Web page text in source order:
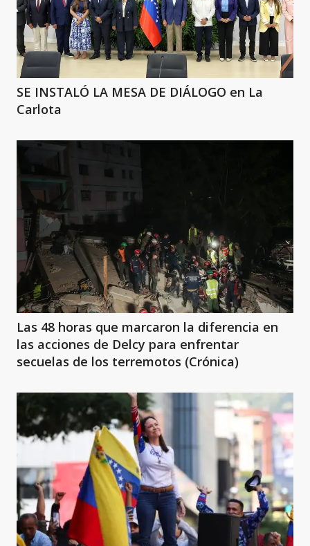
SE INSTALÓ LA MESA DE DIÁLOGO en La
Carlota
Las 48 horas que marcaron la diferencia en
las acciones de Delcy para enfrentar
secuelas de los terremotos (Crónica)